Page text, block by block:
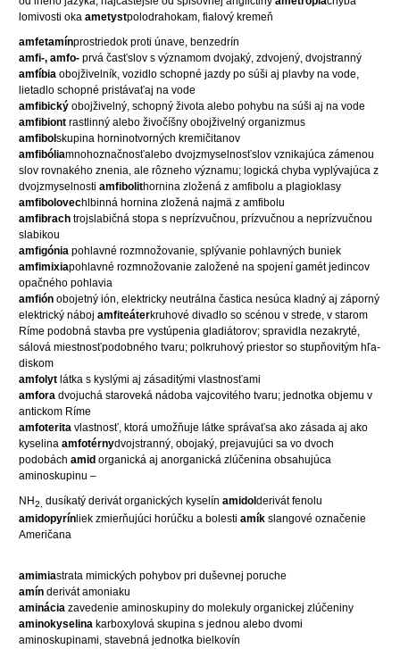
lomivosti oka ametystpolodrahokam, fialový kremeň
amfetamínprostriedok proti únave, benzedrín
amfi-, amfo- prvá časťslov s významom dvojaký, zdvojený, dvojstranný
amfíbia obojživelník, vozidlo schopné jazdy po súši aj plavby na vode,
lietadlo schopné pristávaťaj na vode
amfibický obojživelný, schopný života alebo pohybu na súši aj na vode
amfibiont rastlinný alebo živočíšny obojživelný organizmus
amfibol skupina horninotvorných kremičitanov
amfibóliamnohoznačnosťalebo dvojzmyselnosťslov vznikajúca zámenou
slov rovnakého znenia, ale rôzneho významu; logická chyba vyplývajúca z
dvojzmyselnosti amfibolithornina zložená z amfibolu a plagioklasy
amfibolovechlbinná hornina zložená najmä z amfibolu
amfibrach trojslabičná stopa s neprízvučnou, prízvučnou a neprízvučnou
slabikou
amfigónia pohlavné rozmnožovanie, splývanie pohlavných buniek
amfimixiapohlavné rozmnožovanie založené na spojení gamét jedincov
opačného pohlavia
amfión obojetný ión, elektricky neutrálna častica nesúca kladný aj záporný
elektrický náboj amfiteáterkruhové divadlo so scénou v strede, v starom
Ríme podobná stavba pre vystúpenia gladiátorov; spravidla nezakryté,
sálová miestnosťpodobného tvaru; polkruhový priestor so stupňovitým hľa-
diskom
amfolyt látka s kyslými aj zásaditými vlastnosťami
amfora dvojuchá staroveká nádoba vajcovitého tvaru; jednotka objemu v
antickom Ríme
amfoterita vlastnosť, ktorá umožňuje látke správaťsa ako zásada aj ako
kyselina amfotérnydvojstranný, obojaký, prejavujúci sa vo dvoch
podobách amid organická aj anorganická zlúčenina obsahujúca
aminoskupinu –
NH2, dusíkatý derivát organických kyselín amidol derivát fenolu
amidopyrín liek zmierňujúci horúčku a bolesti amík slangové označenie
Američana
amimiastrata mimických pohybov pri duševnej poruche
amín derivát amoniaku
aminácia zavedenie aminoskupiny do molekuly organickej zlúčeniny
aminokyselina karboxylová skupina s jednou alebo dvomi
aminoskupinami, stavebná jednotka bielkovín